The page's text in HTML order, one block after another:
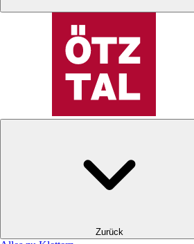
Zurück